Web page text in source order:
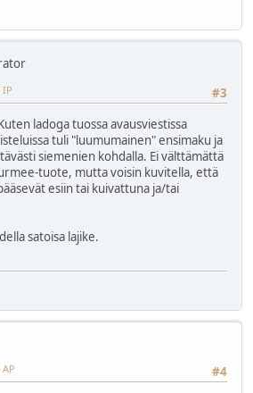
#3
IP
ladoga tuossa avausviestissa
tuli "luumumainen" ensimaku ja
siemenien kohdalla. Ei välttämättä
tuote, mutta voisin kuvitella, että
esiin tai kuivattuna ja/tai
satoisa lajike.
#4